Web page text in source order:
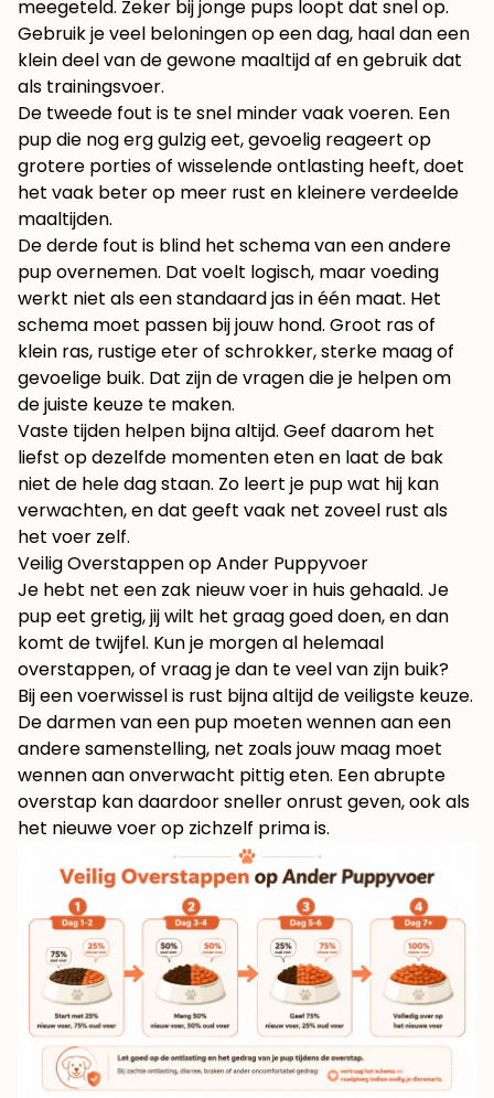
meegeteld. Zeker bij jonge pups loopt dat snel op.
Gebruik je veel beloningen op een dag, haal dan een
klein deel van de gewone maaltijd af en gebruik dat
als trainingsvoer.
De tweede fout is te snel minder vaak voeren. Een
pup die nog erg gulzig eet, gevoelig reageert op
grotere porties of wisselende ontlasting heeft, doet
het vaak beter op meer rust en kleinere verdeelde
maaltijden.
De derde fout is blind het schema van een andere
pup overnemen. Dat voelt logisch, maar voeding
werkt niet als een standaard jas in één maat. Het
schema moet passen bij jouw hond. Groot ras of
klein ras, rustige eter of schrokker, sterke maag of
gevoelige buik. Dat zijn de vragen die je helpen om
de juiste keuze te maken.
Vaste tijden helpen bijna altijd. Geef daarom het
liefst op dezelfde momenten eten en laat de bak
niet de hele dag staan. Zo leert je pup wat hij kan
verwachten, en dat geeft vaak net zoveel rust als
het voer zelf.
Veilig Overstappen op Ander Puppyvoer
Je hebt net een zak nieuw voer in huis gehaald. Je
pup eet gretig, jij wilt het graag goed doen, en dan
komt de twijfel. Kun je morgen al helemaal
overstappen, of vraag je dan te veel van zijn buik?
Bij een voerwissel is rust bijna altijd de veiligste keuze.
De darmen van een pup moeten wennen aan een
andere samenstelling, net zoals jouw maag moet
wennen aan onverwacht pittig eten. Een abrupte
overstap kan daardoor sneller onrust geven, ook als
het nieuwe voer op zichzelf prima is.